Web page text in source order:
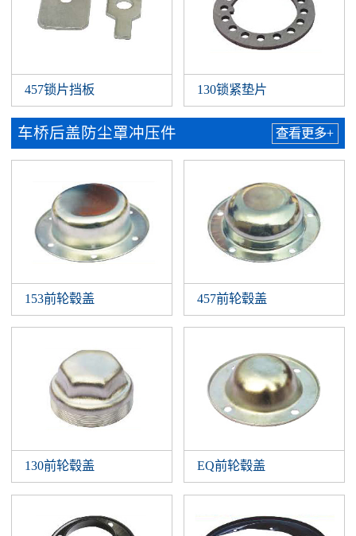
457锁片挡板 130锁紧垫片
车桥后盖防尘罩冲压件 查看更多+
153前轮毂盖 457前轮毂盖
130前轮毂盖 EQ前轮毂盖